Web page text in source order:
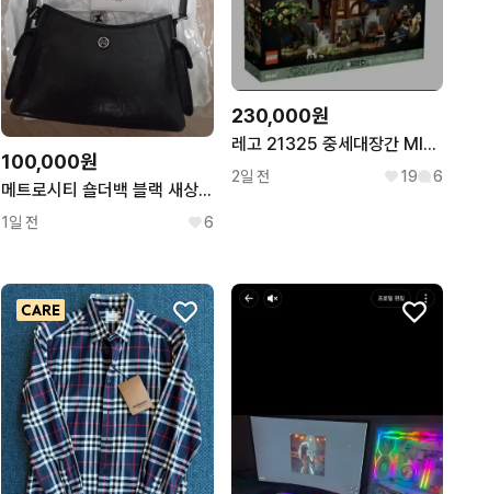
100,000원
메트로시티 숄더백 블랙 새상품
1일 전 6
230,000원
레고 21325 중세대장간 MISB 팝니다.
2일 전 19 6